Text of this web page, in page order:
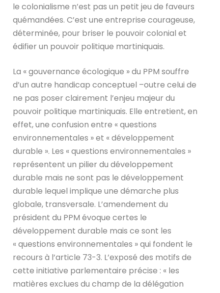
le colonialisme n’est pas un petit jeu de faveurs
quémandées. C’est une entreprise courageuse,
déterminée, pour briser le pouvoir colonial et
édifier un pouvoir politique martiniquais.
La « gouvernance écologique » du PPM souffre
d’un autre handicap conceptuel –outre celui de
ne pas poser clairement l’enjeu majeur du
pouvoir politique martiniquais. Elle entretient, en
effet, une confusion entre « questions
environnementales » et « développement
durable ». Les « questions environnementales »
représentent un pilier du développement
durable mais ne sont pas le développement
durable lequel implique une démarche plus
globale, transversale. L’amendement du
président du PPM évoque certes le
développement durable mais ce sont les
« questions environnementales » qui fondent le
recours à l’article 73-3. L’exposé des motifs de
cette initiative parlementaire précise : « les
matières exclues du champ de la délégation